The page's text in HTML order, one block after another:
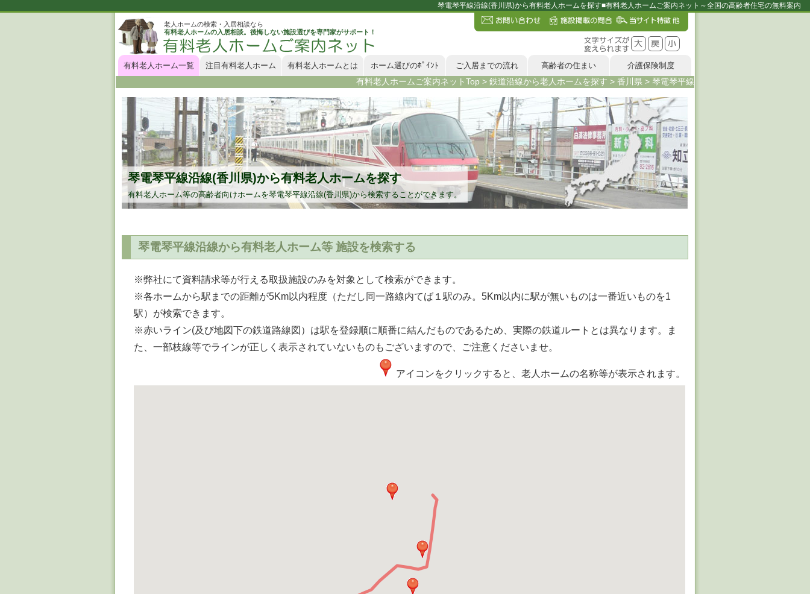
琴電琴平線沿線(香川県)から有料老人ホームを探す■有料老人ホームご案内ネット～全国の高齢者住宅の無料案内
老人ホームの検索・入居相談なら
有料老人ホームの入居相談。後悔しない施設選びを専門家がサポート！
有料老人ホーム一覧 注目有料老人ホーム 有料老人ホームとは ホーム選びのﾎﾟｲﾝﾄ ご入居までの流れ 高齢者の住まい
介護保険制度
有料老人ホームご案内ネットTop > 鉄道沿線から老人ホームを探す > 香川県 > 琴電琴平線
琴電琴平線沿線(香川県)から有料老人ホームを探す
有料老人ホーム等の高齢者向けホームを琴電琴平線沿線(香川県)から検索することができます。
琴電琴平線沿線から有料老人ホーム等 施設を検索する
※弊社にて資料請求等が行える取扱施設のみを対象として検索ができます。
※各ホームから駅までの距離が5Km以内程度（ただし同一路線内てば１駅のみ。5Km以内に駅が無いものは一番近いものを1
駅）が検索できます。
※赤いライン(及び地図下の鉄道路線図）は駅を登録順に順番に結んだものであるため、実際の鉄道ルートとは異なります。ま
た、一部枝線等でラインが正しく表示されていないものもございますので、ご注意くださいませ。
アイコンをクリックすると、老人ホームの名称等が表示されます。